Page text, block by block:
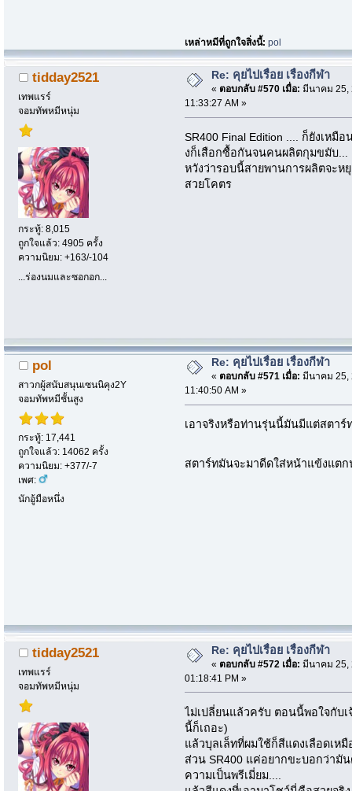
เหล่าหมีที่ถูกใจสิ่งนี้:pol
tidday2521
เทพแรร์
จอมทัพหมีหนุ่ม
กระทู้: 8,015
ถูกใจแล้ว: 4905 ครั้ง
ความนิยม: +163/-104
...ร่องนมและซอกอก...
Re: คุยไปเรื่อย เรื่องกีฬา
« ตอบกลับ #570 เมื่อ: มีนาคม 25,
11:33:27 AM »
SR400 Final Edition .... ก็ยังเห
งก็เสือกซื้อกันจนคนผลิตกุมขมับ...
หวังว่ารอบนี้สายพานการผลิตจะห
สวยโคตร
pol
สาวกผู้สนับสนุนเซนนิคุง2Y
จอมทัพหมีชั้นสูง
กระทู้: 17,441
ถูกใจแล้ว: 14062 ครั้ง
ความนิยม: +377/-7
เพศ:
นักอู้มือหนึ่ง
Re: คุยไปเรื่อย เรื่องกีฬา
« ตอบกลับ #571 เมื่อ: มีนาคม 25,
11:40:50 AM »
เอาจริงหรือท่านรุ่นนี้มันมีแต่สตา
สตาร์ทมันจะมาดีดใส่หน้าแข้งแต
tidday2521
เทพแรร์
จอมทัพหมีหนุ่ม
Re: คุยไปเรื่อย เรื่องกีฬา
« ตอบกลับ #572 เมื่อ: มีนาคม 25,
01:18:41 PM »
ไม่เปลี่ยนแล้วครับ ตอนนี้พอใจกับ
นี้ก็เถอะ)
แล้วบุลเล็ทที่ผมใช้ก็สีแดงเลือดเห
ส่วน SR400 แค่อยากขะบอกว่ามั
ความเป็นพรีเมี่ยม....